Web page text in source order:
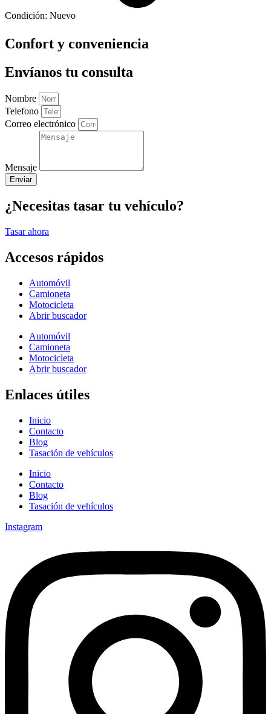
Condición: Nuevo
Confort y conveniencia
Envíanos tu consulta
Nombre
Telefono
Correo electrónico
Mensaje
Enviar
¿Necesitas tasar tu vehículo?
Tasar ahora
Accesos rápidos
Automóvil
Camioneta
Motocicleta
Abrir buscador
Automóvil
Camioneta
Motocicleta
Abrir buscador
Enlaces útiles
Inicio
Contacto
Blog
Tasación de vehículos
Inicio
Contacto
Blog
Tasación de vehículos
Instagram